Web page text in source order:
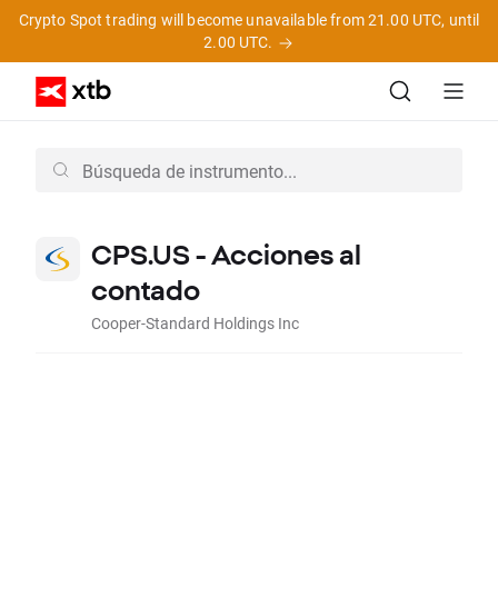
Crypto Spot trading will become unavailable from 21.00 UTC, until
2.00 UTC.
CPS.US - Acciones al
contado
Cooper-Standard Holdings Inc